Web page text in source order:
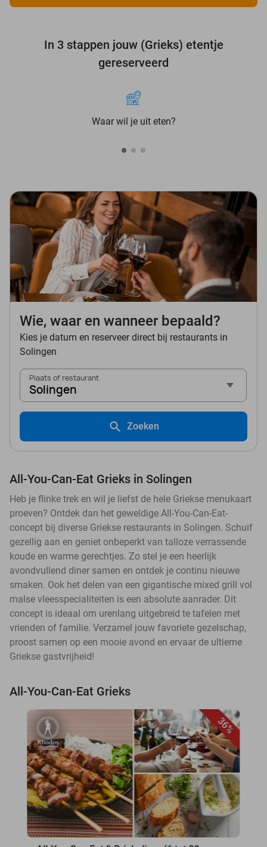
In 3 stappen jouw (Grieks) etentje
gereserveerd
Waar wil je uit eten?
Wie, waar en wanneer bepaald?
Kies je datum en reserveer direct bij restaurants in
Solingen
Plaats of restaurant
Solingen
Zoeken
All-You-Can-Eat Grieks in Solingen
Heb je flinke trek en wil je liefst de hele Griekse menukaart
proeven? Ontdek dan het geweldige All-You-Can-Eat-
concept bij diverse Griekse restaurants in Solingen. Schuif
gezellig aan en geniet onbeperkt van talloze verrassende
koude en warme gerechtjes. Zo stel je een heerlijk
avondvullend diner samen en ontdek je continu nieuwe
smaken. Ook het delen van een gigantische mixed grill vol
malse vleesspecialiteiten is een absolute aanrader. Dit
concept is ideaal om urenlang uitgebreid te tafelen met
vrienden of familie. Verzamel jouw favoriete gezelschap,
proost samen op een mooie avond en ervaar de ultieme
Griekse gastvrijheid!
All-You-Can-Eat Grieks
36%